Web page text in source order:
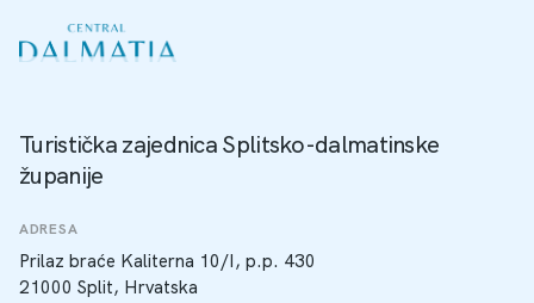
Turistička zajednica Splitsko-dalmatinske
županije
ADRESA
Prilaz braće Kaliterna 10/I, p.p. 430
21000 Split, Hrvatska